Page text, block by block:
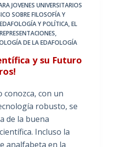
JOVENES UNIVERSITARIOS
SOBRE FILOSOFÍA Y
EDAFOLOGÍA Y POLÍTICA,EL
,
DE LA EDAFOLOGÍA
y su Futuro
conozca, con un
robusto, se
de la buena
Incluso la
analfabeta en la